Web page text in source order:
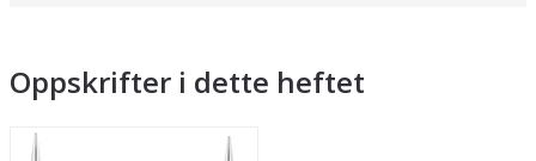
Oppskrifter i dette heftet